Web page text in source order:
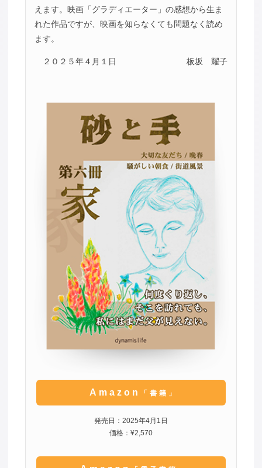
えます。映画「グラディエーター」の感想から生ま
れた作品ですが、映画を知らなくても問題なく読め
ます。
２０２５年４月１日 板坂 耀子
Amazon 「書籍」
発売日：2025年4月1日
価格：¥2,570